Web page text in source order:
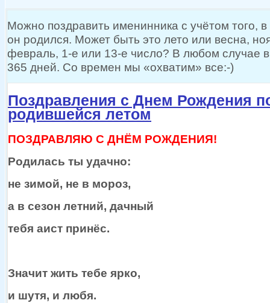
Можно поздравить именинника с учётом того, в
он родился. Может быть это лето или весна,
февраль, 1-е или 13-е число? В любом случае
365 дней. Со времен мы «охватим» все:-)
Поздравления с Днем Рождения
родившейся летом
ПОЗДРАВЛЯЮ С ДНЁМ РОЖДЕНИЯ!
Родилась ты удачно:
не зимой, не в мороз,
а в сезон летний, дачный
тебя аист принёс.
Значит жить тебе ярко,
и шутя, и любя.